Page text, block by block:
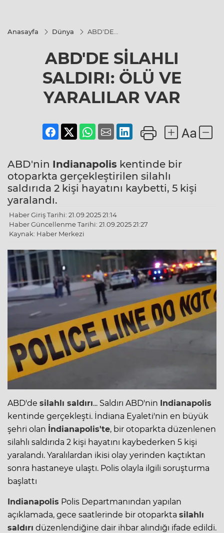
Anasayfa Dünya
ABD'DE
ÖLÜ VE
YARALILAR
VAR
ABD'DE SİLAHLI
SALDIRI: ÖLÜ VE
YARALILAR VAR
ABD'nin Indianapolis kentinde bir
otoparkta gerçekleştirilen silahlı
saldırıda 2 kişi hayatını kaybetti, 5 kişi
yaralandı.
Haber Giriş Tarihi: 21.09.2025 21:14
Haber Güncellenme Tarihi: 21.09.2025 21:27
Kaynak: Haber Merkezi
ABD'de silahlı saldırı... Saldırı ABD'nin Indianapolis
kentinde gerçekleşti. İndiana Eyaleti'nin en büyük
şehri olan İndianapolis'te, bir otoparkta düzenlenen
silahlı saldırıda 2 kişi hayatını kaybederken 5 kişi
yaralandı. Yaralılardan ikisi olay yerinden kaçtıktan
sonra hastaneye ulaştı. Polis olayla ilgili soruşturma
başlattı
Indianapolis Polis Departmanından yapılan
açıklamada, gece saatlerinde bir otoparkta silahlı
saldırı düzenlendiğine dair ihbar alındığı ifade edildi.